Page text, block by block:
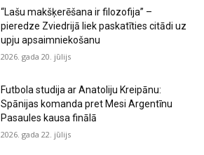
“Lašu makšķerēšana ir filozofija” –
pieredze Zviedrijā liek paskatīties citādi uz
upju apsaimniekošanu
2026. gada 20. jūlijs
Futbola studija ar Anatoliju Kreipānu:
Spānijas komanda pret Mesi Argentīnu
Pasaules kausa finālā
2026. gada 22. jūlijs